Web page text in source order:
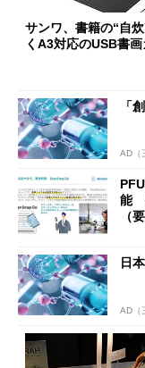
サンワ、書籍の“自
くA3対応のUSB書画
「
AD（
能
（
日
AD（